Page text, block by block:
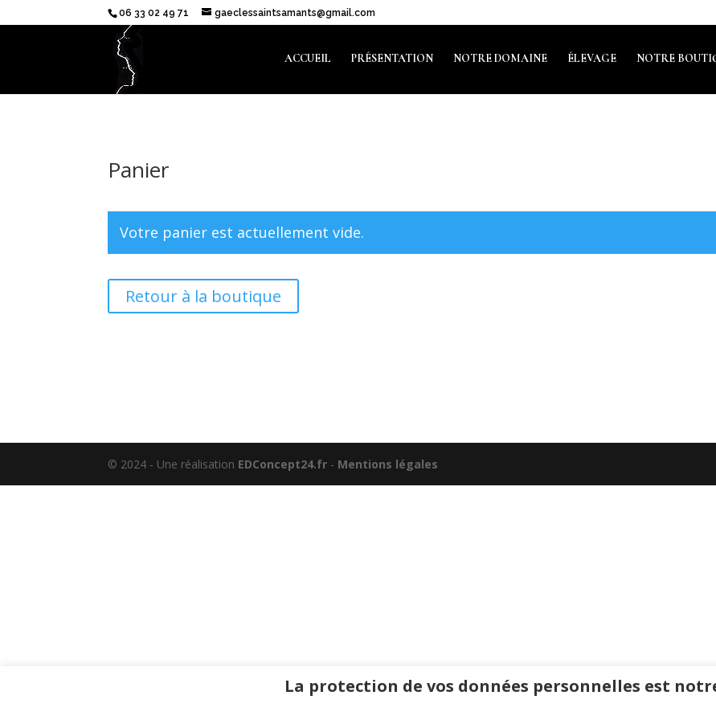
06 33 02 49 71 gaeclessaintsamants@gmail.com
ACCUEIL PRÉSENTATION NOTRE DOMAINE ÉLEVAGE NOTRE
Panier
Votre panier est actuellement vide.
Retour à la boutique
© 2024 - Une réalisation EDConcept24.fr - Mentions légales
La protection de vos données personnelles est